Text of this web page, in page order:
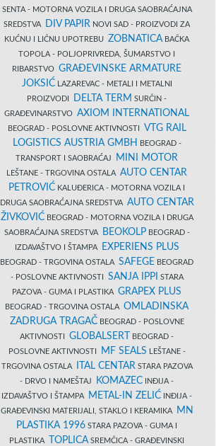
SENTA - MOTORNA VOZILA I DRUGA SAOBRAĆAJNA
SREDSTVA
DIV PAPIR NOVI SAD - PROIZVODI ZA
KUĆNU I LIČNU UPOTREBU ZOBNATICA BAČKA
TOPOLA - POLJOPRIVREDA, ŠUMARSTVO I
RIBARSTVO GRAĐEVINSKE ARMATURE
JOKSIĆLAZAREVAC - METALI I METALNI
PROIZVODI
DELTA TERM SURČIN -
GRAĐEVINARSTVO AXIOM INTERNATIONAL
BEOGRAD - POSLOVNE AKTIVNOSTI VTG RAIL
LOGISTICS AUSTRIA GMBH
BEOGRAD -
TRANSPORT I SAOBRAĆAJ
MINI MOTOR
LEŠTANE - TRGOVINA OSTALA AUTO CENTAR
PETROVIĆ KALUĐERICA - MOTORNA VOZILA I
DRUGA SAOBRAĆAJNA SREDSTVA AUTO CENTAR
ŽIVKOVIĆBEOGRAD - MOTORNA VOZILA I DRUGA
SAOBRAĆAJNA SREDSTVA
BEOKOLPBEOGRAD -
IZDAVAŠTVO I ŠTAMPA
EXPERIENS PLUS
BEOGRAD - TRGOVINA OSTALA SAFEGE BEOGRAD
- POSLOVNE AKTIVNOSTI SANJA IPPI
STARA
PAZOVA - GUMA I PLASTIKA GRAPEX PLUS
BEOGRAD - TRGOVINA OSTALA OMLADINSKA
ZADRUGA TRAGAČBEOGRAD - POSLOVNE
AKTIVNOSTI GLOBALSERT
BEOGRAD -
POSLOVNE AKTIVNOSTI
MF SEALS LEŠTANE -
TRGOVINA OSTALA
ITAL CENTAR STARA PAZOVA
- DRVO I NAMEŠTAJ
KOMAZEC INĐIJA -
IZDAVAŠTVO I ŠTAMPA
METAL-IN ZELIĆ INĐIJA -
GRAĐEVINSKI MATERIJALI, STAKLO I KERAMIKA
MN
PLASTIKA 1996 STARA PAZOVA - GUMA I
PLASTIKA
TOPLICA SREMČICA - GRAĐEVINSKI